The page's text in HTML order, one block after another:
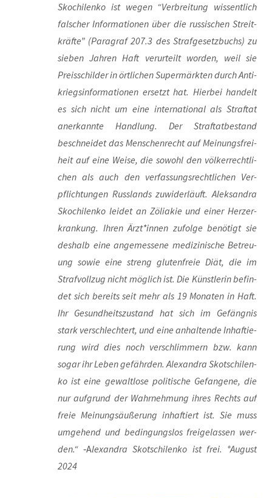
Skoch­i­len­ko ist wegen “Ver­brei­tung wis­sent­lich
fal­scher Infor­ma­tio­nen über die rus­si­schen Streit­
kräf­te” (Para­graf 207.3 des Straf­ge­setz­buchs) zu
sie­ben Jah­ren Haft ver­ur­teilt wor­den, weil sie
Preis­schil­der in ört­li­chen Super­märk­ten durch Anti­
kriegs­in­for­ma­tio­nen ersetzt hat. Hier­bei han­delt
es sich nicht um eine inter­na­tio­nal als Straf­tat
aner­kann­te Hand­lung. Der Straf­tat­be­stand
beschnei­det das Men­schen­recht auf Mei­nungs­frei­
heit auf eine Wei­se, die sowohl den völ­ker­recht­li­
chen als auch den ver­fas­sungs­recht­li­chen Ver­
pflich­tun­gen Russ­lands zuwi­der­läuft. Alek­san­dra
Skoch­i­len­ko lei­det an Zöli­a­kie und einer Herz­er­
kran­kung. Ihren Ärzt*innen zufol­ge benö­tigt sie
des­halb eine ange­mes­se­ne medi­zi­ni­sche Betreu­
ung sowie eine streng glu­ten­freie Diät, die im
Straf­voll­zug nicht mög­lich ist. Die Künst­le­rin befin­
det sich bereits seit mehr als 19 Mona­ten in Haft.
Ihr Gesund­heits­zu­stand hat sich im Gefäng­nis
stark ver­schlech­tert, und eine anhal­ten­de Inhaf­tie­
rung wird dies noch ver­schlim­mern bzw. kann
sogar ihr Leben gefähr­den. Alex­an­dra Skot­schi­len­
ko ist eine gewalt­lo­se poli­ti­sche Gefan­ge­ne, die
nur auf­grund der Wahr­neh­mung ihres Rechts auf
freie Mei­nungs­äu­ße­rung inhaf­tiert ist. Sie muss
umge­hend und bedin­gungs­los frei­ge­las­sen wer­
den.“ ‑Alex­an­dra Skot­schi­len­ko ist frei. °August
2024